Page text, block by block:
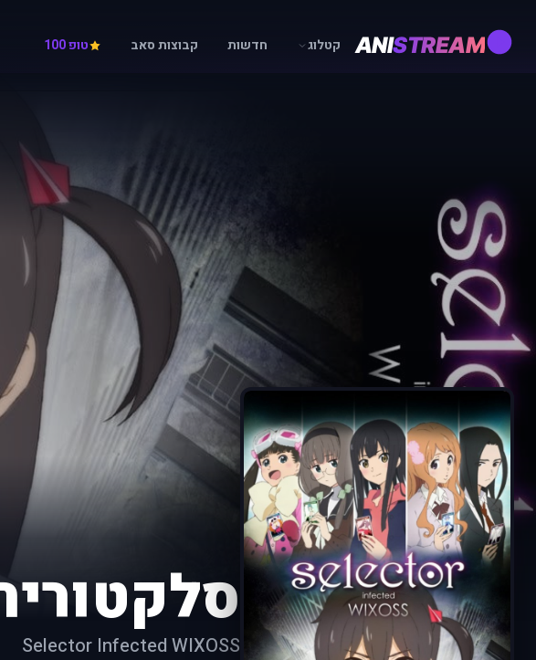
ANISTREAM קטלוג חדשות קבוצות סאב טופ 100
Selector Infected WIXOSS